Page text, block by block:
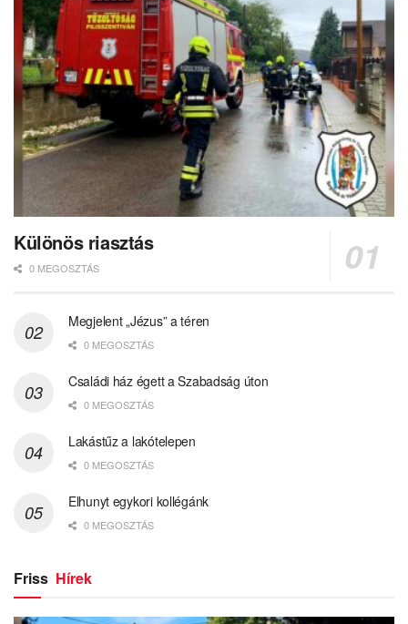
Különös riasztás
0 MEGOSZTÁS
Megjelent „Jézus” a téren
0 MEGOSZTÁS
Családi ház égett a Szabadság úton
0 MEGOSZTÁS
Lakástűz a lakótelepen
0 MEGOSZTÁS
Elhunyt egykori kollégánk
0 MEGOSZTÁS
Friss Hírek